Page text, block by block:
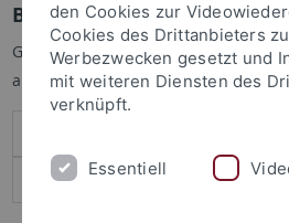
Benutzeranmeldung
Geben Sie Ihren Benutzernamen
anzumelden:
den Cookies zur
Cookies des Drittanbieters
Werbezwecken gesetzt und
mit weiteren Diensten des
verknüpft.
Essentiell